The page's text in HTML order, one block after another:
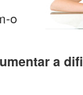
o
a